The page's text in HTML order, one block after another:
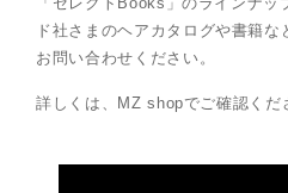
ド社さまのヘアカタログや書籍
お問い合わせください。
詳しくは、MZ shopでご確認くだ